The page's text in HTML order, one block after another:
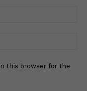
this browser for the